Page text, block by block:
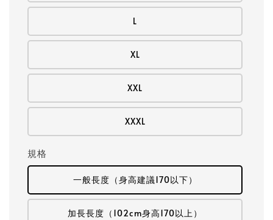
L
XL
XXL
XXXL
規格
一般長度（身高建議170以下）
加長長度（102cm身高170以上）